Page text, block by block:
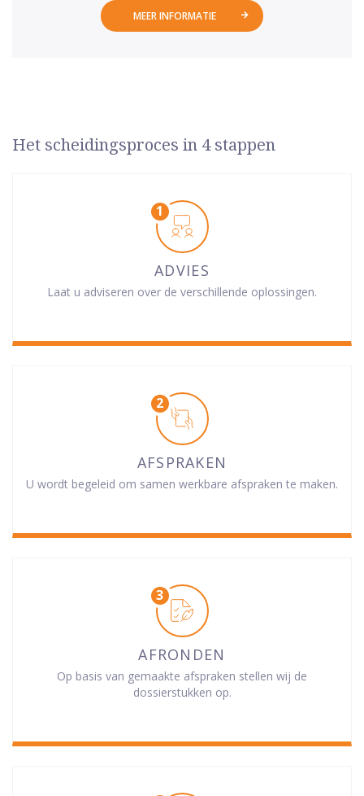
MEER INFORMATIE
Het scheidingsproces in 4 stappen
ADVIES
Laat u adviseren over de verschillende oplossingen.
AFSPRAKEN
U wordt begeleid om samen werkbare afspraken te maken.
AFRONDEN
Op basis van gemaakte afspraken stellen wij de
dossierstukken op.